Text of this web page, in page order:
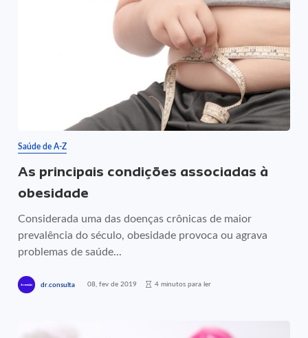
Saúde de A-Z
As principais condições associadas à
obesidade
Considerada uma das doenças crônicas de maior
prevalência do século, obesidade provoca ou agrava
problemas de saúde...
dr.consulta 08, fev de 2019 4 minutos para ler